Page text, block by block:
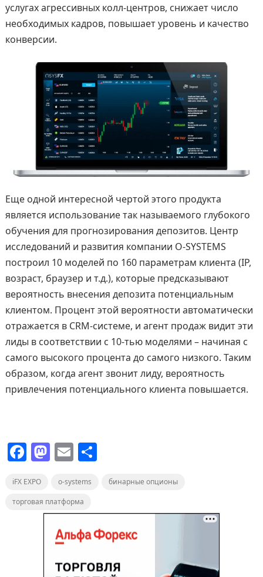
услугах агрессивных колл-центров, снижает число
необходимых кадров, повышает уровень и качество
конверсии.
Еще одной интересной чертой этого продукта
является использование так называемого глубокого
обучения для прогнозирования депозитов. Центр
исследований и развития компании O-SYSTEMS
построил 10 моделей по 160 параметрам клиента (IP,
возраст, браузер и т.д.), которые предсказывают
вероятность внесения депозита потенциальным
клиентом. Процент этой вероятности автоматически
отражается в CRM-системе, и агент продаж видит эти
лиды в соответствии с 10-тью моделями – начиная с
самого высокого процента до самого низкого. Таким
образом, когда агент звонит лиду, вероятность
привлечения потенциального клиента повышается.
F
c
e
M
st
o
d
o
n
E
ai
l
О
р
а
в
и
iFX EXPO o-systems
бинарные опционы
торговая платформа